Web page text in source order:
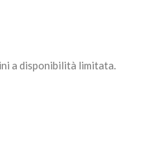
a disponibilità limitata.